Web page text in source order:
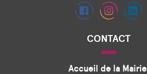
CONTACT
Accueil de la Mairie